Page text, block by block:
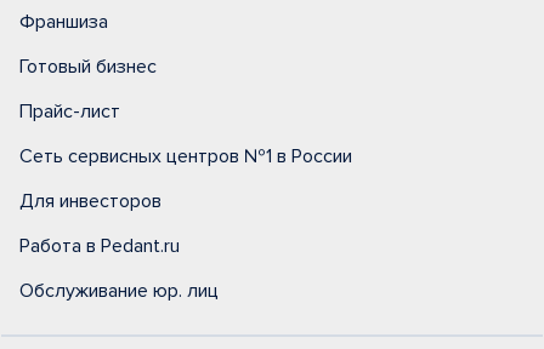
Франшиза
Готовый бизнес
Прайс-лист
Сеть сервисных центров №1 в России
Для инвесторов
Работа в Pedant.ru
Обслуживание юр. лиц